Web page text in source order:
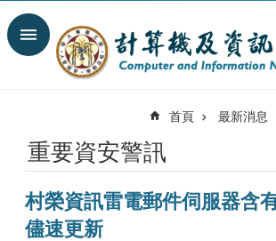
跳到主要內容區塊
搜
尋
最
消
息
首頁 最新消息
重要資安警訊
村榮資訊雷電郵件伺服器含
儘速更新